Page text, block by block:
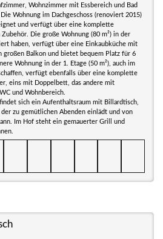
Wohnzimmer mit Essbereich und Bad
Wohnung im Dachgeschoss (renoviert 2015)
und verfügt über eine komplette
Die große Wohnung (80 m²) in der
haben, verfügt über eine Einkaubküche mit
großen Balkon und bietet bequem Platz für 6
Wohnung in der 1. Etage (50 m²), auch im
verfügt ebenfalls über eine komplette
eins mit Doppelbett, das andere mit
und Wohnbereich.
sich ein Aufenthaltsraum mit Billardtisch,
zu gemütlichen Abenden einlädt und von
Im Hof steht ein gemauerter Grill und